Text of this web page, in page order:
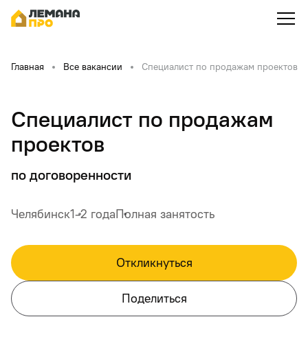
Главная Все вакансии Специалист по продажам проектов
Специалист по продажам
проектов
по договоренности
Челябинск1-2 годаПолная занятость
Откликнуться
Поделиться